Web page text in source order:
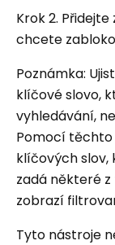
Krok 2.
chcete
Poznámka:
klíčové slovo,
vyhledávání,
Pomocí
klíčových slov,
zadá některé
zobrazí
Tyto nástroje